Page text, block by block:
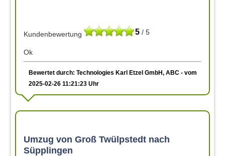
5 / 5
Kundenbewertung
Ok
Bewertet durch: Technologies Karl Etzel GmbH, ABC - vom
2025-02-26 11:21:23 Uhr
Umzug von Groß Twülpstedt nach
Süpplingen